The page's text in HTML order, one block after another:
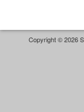
Copyright © 2026